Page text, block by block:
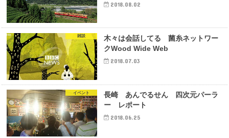
2018.08.02
雑談
木々は会話してる 菌糸ネットワー
クWood Wide Web
2018.07.03
イベント
長崎 あんでるせん 四次元パーラ
ー レポート
2018.06.25